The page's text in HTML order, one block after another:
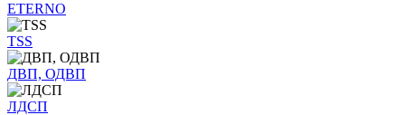
ETERNO
TSS
ДВП, ОДВП
ЛДСП